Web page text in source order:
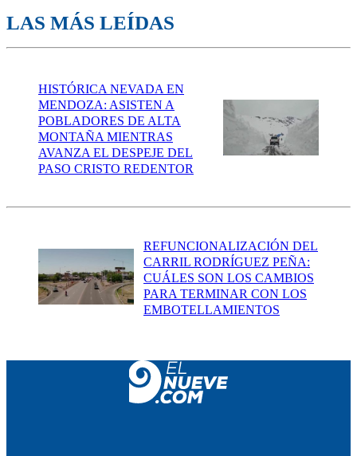
LAS MÁS LEÍDAS
HISTÓRICA NEVADA EN
MENDOZA: ASISTEN A
POBLADORES DE ALTA
MONTAÑA MIENTRAS
AVANZA EL DESPEJE DEL
PASO CRISTO REDENTOR
REFUNCIONALIZACIÓN DEL
CARRIL RODRÍGUEZ PEÑA:
CUÁLES SON LOS CAMBIOS
PARA TERMINAR CON LOS
EMBOTELLAMIENTOS